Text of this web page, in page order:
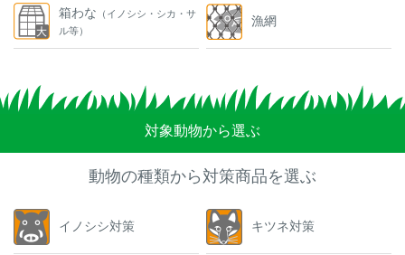
箱わな （イノシシ・シカ・サ
ル等）
漁網
対象動物から選ぶ
動物の種類から対策商品を選ぶ
イノシシ対策 キツネ対策